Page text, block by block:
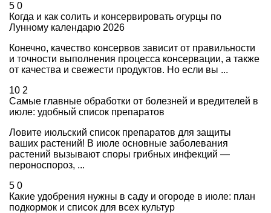
5 0
Когда и как солить и консервировать огурцы по
Лунному календарю 2026
Конечно, качество консервов зависит от правильности
и точности выполнения процесса консервации, а также
от качества и свежести продуктов. Но если вы ...
10 2
Самые главные обработки от болезней и вредителей в
июле: удобный список препаратов
Ловите июльский список препаратов для защиты
ваших растений! В июле основные заболевания
растений вызывают споры грибных инфекций —
пероноспороз, ...
5 0
Какие удобрения нужны в саду и огороде в июле: план
подкормок и список для всех культур